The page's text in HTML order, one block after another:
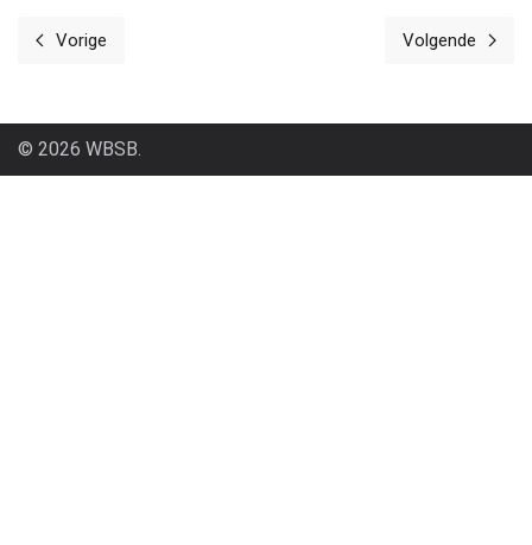
Vorig artikel: Cafe Rooks
Vorige
Volgende
Volgende
© 2026 WBSB.